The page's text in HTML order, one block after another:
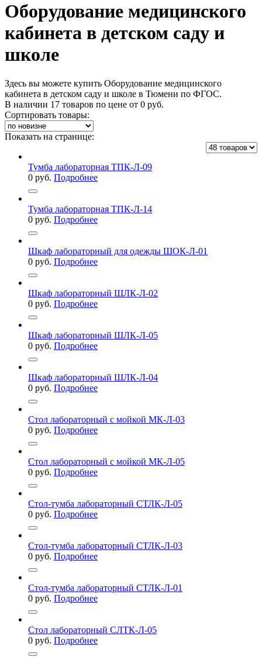
Оборудование медицинского
кабинета в детском саду и
школе
Здесь вы можете купить Оборудование медицинского
кабинета в детском саду и школе в Тюмени по ФГОС.
В наличии 17 товаров по цене от 0 руб.
Сортировать товары:
Показать на странице:
Тумба лабораторная ТПК-Л-09
0 руб. Подробнее
Тумба лабораторная ТПК-Л-14
0 руб. Подробнее
Шкаф лабораторный для одежды ШОК-Л-01
0 руб. Подробнее
Шкаф лабораторный ШЛК-Л-02
0 руб. Подробнее
Шкаф лабораторный ШЛК-Л-05
0 руб. Подробнее
Шкаф лабораторный ШЛК-Л-04
0 руб. Подробнее
Стол лабораторный с мойкой МК-Л-03
0 руб. Подробнее
Стол лабораторный с мойкой МК-Л-05
0 руб. Подробнее
Стол-тумба лабораторный СТЛК-Л-05
0 руб. Подробнее
Стол-тумба лабораторный СТЛК-Л-03
0 руб. Подробнее
Стол-тумба лабораторный СТЛК-Л-01
0 руб. Подробнее
Стол лабораторный СЛТК-Л-05
0 руб. Подробнее